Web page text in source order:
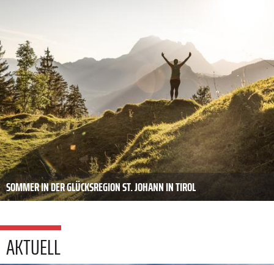
SOMMER IN DER GLÜCKSREGION ST. JOHANN IN TIROL
AKTUELL